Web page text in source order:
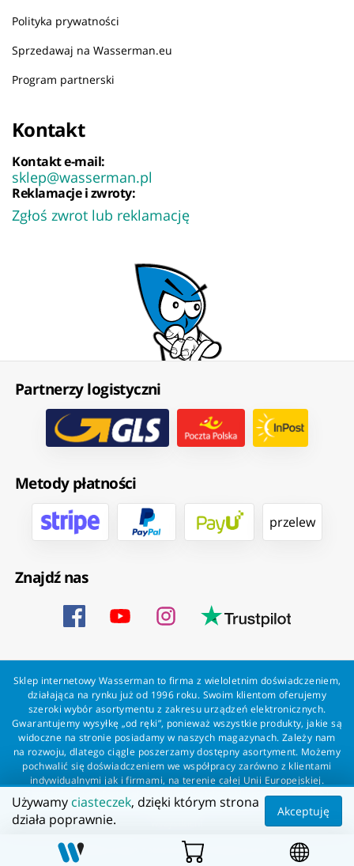
Polityka prywatności
Sprzedawaj na Wasserman.eu
Program partnerski
Kontakt
Kontakt e-mail:
sklep@wasserman.pl
Reklamacje i zwroty:
Zgłoś zwrot lub reklamację
Partnerzy logistyczni
Metody płatności
przelew
Znajdź nas
Sklep internetowy Wasserman to firma z wieloletnim doświadczeniem,
działająca na rynku już od 1996 roku. Swoim klientom oferujemy
szeroki wybór asortymentu z zakresu urządzeń elektronicznych.
Gwarantujemy wysyłkę „od ręki”, ponieważ wszystkie produkty, jakie są
widoczne na stronie posiadamy w naszych magazynach. Zależy nam
na rozwoju, dlatego ciągle poszerzamy dostępny asortyment. Możemy
pochwalić się doświadczeniem we współpracy zarówno z klientami
indywidualnymi jak i firmami, na terenie całej Unii Europejskiej.
Zapewniamy profesjonalną obsługę każdego klienta oraz szybką i
bezproblemową realizację zamówień. Wasserman - wszystko dla
Wszelkie prawa zastrzeżone dla Wasserman.eu
Używamy ciasteczek, dzięki którym strona
działa poprawnie.
Akceptuję